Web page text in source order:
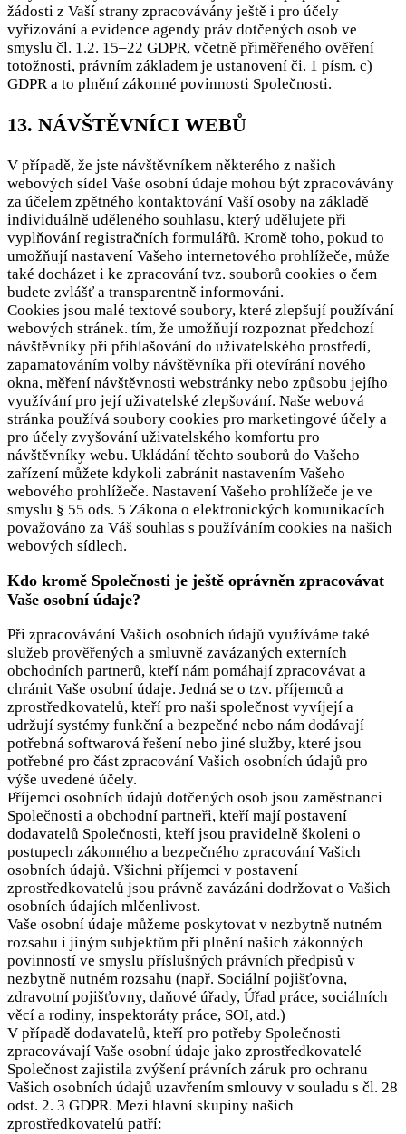
žádosti z Vaší strany zpracovávány ještě i pro účely
vyřizování a evidence agendy práv dotčených osob ve
smyslu čl. 1.2. 15–22 GDPR, včetně přiměřeného ověření
totožnosti, právním základem je ustanovení či. 1 písm. c)
GDPR a to plnění zákonné povinnosti Společnosti.
13. NÁVŠTĚVNÍCI WEBŮ
V případě, že jste návštěvníkem některého z našich
webových sídel Vaše osobní údaje mohou být zpracovávány
za účelem zpětného kontaktování Vaší osoby na základě
individuálně uděleného souhlasu, který udělujete při
vyplňování registračních formulářů. Kromě toho, pokud to
umožňují nastavení Vašeho internetového prohlížeče, může
také docházet i ke zpracování tvz. souborů cookies o čem
budete zvlášť a transparentně informováni.
Cookies jsou malé textové soubory, které zlepšují používání
webových stránek. tím, že umožňují rozpoznat předchozí
návštěvníky při přihlašování do uživatelského prostředí,
zapamatováním volby návštěvníka při otevírání nového
okna, měření návštěvnosti webstránky nebo způsobu jejího
využívání pro její uživatelské zlepšování. Naše webová
stránka používá soubory cookies pro marketingové účely a
pro účely zvyšování uživatelského komfortu pro
návštěvníky webu. Ukládání těchto souborů do Vašeho
zařízení můžete kdykoli zabránit nastavením Vašeho
webového prohlížeče. Nastavení Vašeho prohlížeče je ve
smyslu § 55 ods. 5 Zákona o elektronických komunikacích
považováno za Váš souhlas s používáním cookies na našich
webových sídlech.
Kdo kromě Společnosti je ještě oprávněn zpracovávat
Vaše osobní údaje?
Při zpracovávání Vašich osobních údajů využíváme také
služeb prověřených a smluvně zavázaných externích
obchodních partnerů, kteří nám pomáhají zpracovávat a
chránit Vaše osobní údaje. Jedná se o tzv. příjemců a
zprostředkovatelů, kteří pro naši společnost vyvíjejí a
udržují systémy funkční a bezpečné nebo nám dodávají
potřebná softwarová řešení nebo jiné služby, které jsou
potřebné pro část zpracování Vašich osobních údajů pro
výše uvedené účely.
Příjemci osobních údajů dotčených osob jsou zaměstnanci
Společnosti a obchodní partneři, kteří mají postavení
dodavatelů Společnosti, kteří jsou pravidelně školeni o
postupech zákonného a bezpečného zpracování Vašich
osobních údajů. Všichni příjemci v postavení
zprostředkovatelů jsou právně zavázáni dodržovat o Vašich
osobních údajích mlčenlivost.
Vaše osobní údaje můžeme poskytovat v nezbytně nutném
rozsahu i jiným subjektům při plnění našich zákonných
povinností ve smyslu příslušných právních předpisů v
nezbytně nutném rozsahu (např. Sociální pojišťovna,
zdravotní pojišťovny, daňové úřady, Úřad práce, sociálních
věcí a rodiny, inspektoráty práce, SOI, atd.)
V případě dodavatelů, kteří pro potřeby Společnosti
zpracovávají Vaše osobní údaje jako zprostředkovatelé
Společnost zajistila zvýšení právních záruk pro ochranu
Vašich osobních údajů uzavřením smlouvy v souladu s čl. 28
odst. 2. 3 GDPR. Mezi hlavní skupiny našich
zprostředkovatelů patří: